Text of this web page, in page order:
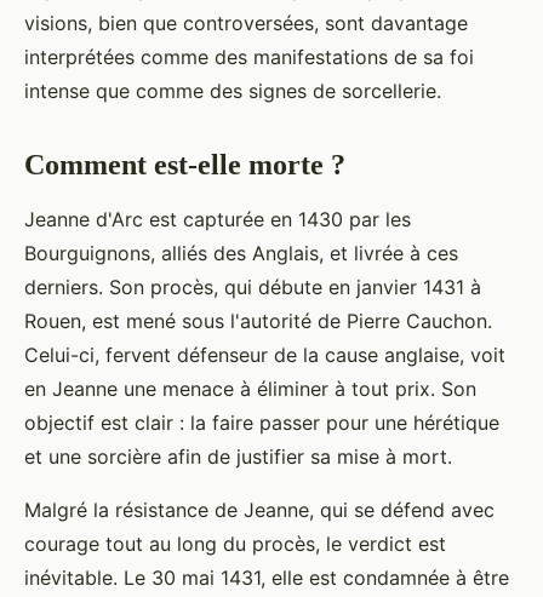
visions, bien que controversées, sont davantage
interprétées comme des manifestations de sa foi
intense que comme des signes de sorcellerie.
Comment est-elle morte ?
Jeanne d'Arc est capturée en 1430 par les
Bourguignons, alliés des Anglais, et livrée à ces
derniers. Son procès, qui débute en janvier 1431 à
Rouen, est mené sous l'autorité de Pierre Cauchon.
Celui-ci, fervent défenseur de la cause anglaise, voit
en Jeanne une menace à éliminer à tout prix. Son
objectif est clair : la faire passer pour une hérétique
et une sorcière afin de justifier sa mise à mort.
Malgré la résistance de Jeanne, qui se défend avec
courage tout au long du procès, le verdict est
inévitable. Le 30 mai 1431, elle est condamnée à être